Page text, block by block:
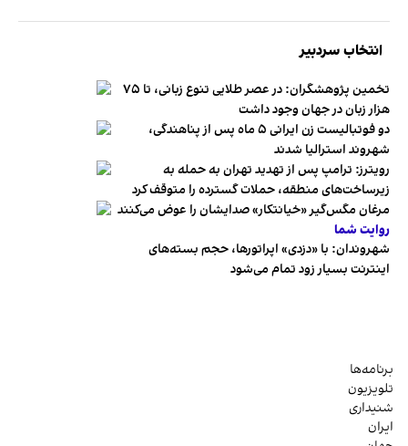
انتخاب سردبیر
تخمین پژوهشگران: در عصر طلایی تنوع زبانی، تا ۷۵
هزار زبان در جهان وجود داشت
دو فوتبالیست زن ایرانی ۵ ماه پس از پناهندگی،
شهروند استرالیا شدند
رویترز: ترامپ پس از تهدید تهران به حمله به
زیرساخت‌های منطقه، حملات گسترده را متوقف کرد
مرغان مگس‌گیر «خیانتکار» صدایشان را عوض می‌کنند
روایت شما
شهروندان:‌ با «دزدی» اپراتورها، حجم بسته‌های
اینترنت بسیار زود تمام می‌شود
برنامه‌ها
تلویزیون
شنیداری
ایران